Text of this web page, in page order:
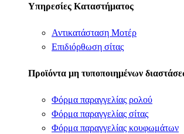
Υπηρεσίες Καταστήματος
Αντικατάσταση Μοτέρ
Επιδιόρθωση σίτας
Προϊόντα μη τυποποιημένων
Φόρμα παραγγελίας ρολού
Φόρμα παραγγελίας σίτας
Φόρμα παραγγελίας κουφωμάτων